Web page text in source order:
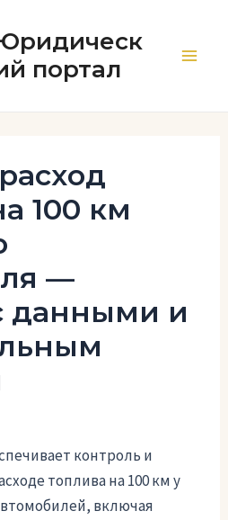
портал
100 км
—
данными и
контроль и
топлива на 100 км у
включая